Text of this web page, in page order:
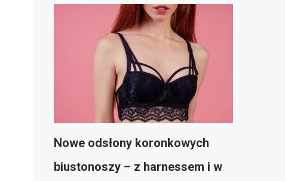
Nowe odsłony koronkowych
biustonoszy – z harnessem i w